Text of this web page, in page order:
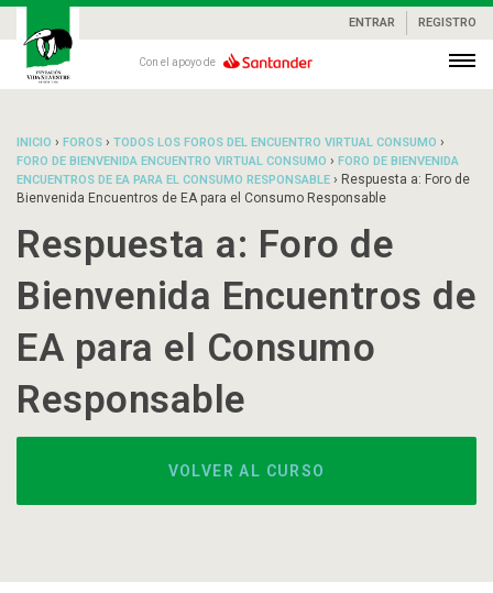
ENTRAR REGISTRO
Con el apoyo de
INICIO › FOROS › TODOS LOS FOROS DEL ENCUENTRO VIRTUAL CONSUMO ›
FORO DE BIENVENIDA ENCUENTRO VIRTUAL CONSUMO › FORO DE BIENVENIDA
ENCUENTROS DE EA PARA EL CONSUMO RESPONSABLE › Respuesta a: Foro de
Bienvenida Encuentros de EA para el Consumo Responsable
Respuesta a: Foro de
Bienvenida Encuentros de
EA para el Consumo
Responsable
VOLVER AL CURSO